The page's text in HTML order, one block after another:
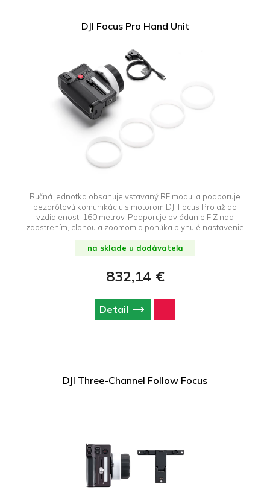
DJI Focus Pro Hand Unit
Ručná jednotka obsahuje vstavaný RF modul a podporuje
bezdrôtovú komunikáciu s motorom DJI Focus Pro až do
vzdialenosti 160 metrov. Podporuje ovládanie FIZ nad
zaostrením, clonou a zoomom a ponúka plynulé nastavenie
na sklade u dodávateľa
832,14 €
Detail
DJI Three-Channel Follow Focus